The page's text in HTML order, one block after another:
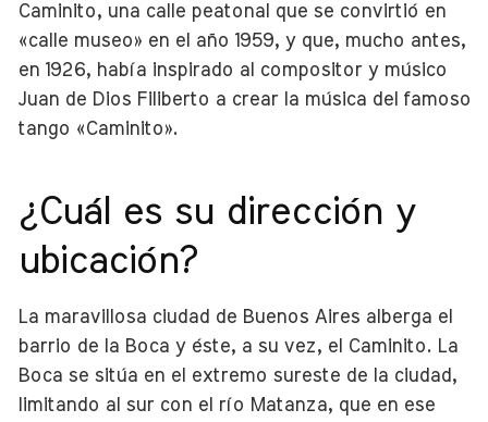
Caminito, una calle peatonal que se convirtió en
«calle museo» en el año 1959, y que, mucho antes,
en 1926, había inspirado al compositor y músico
Juan de Dios Filiberto a crear la música del famoso
tango «Caminito».
¿Cuál es su dirección y
ubicación?
La maravillosa ciudad de Buenos Aires alberga el
barrio de la Boca y éste, a su vez, el Caminito. La
Boca se sitúa en el extremo sureste de la ciudad,
limitando al sur con el río Matanza, que en ese